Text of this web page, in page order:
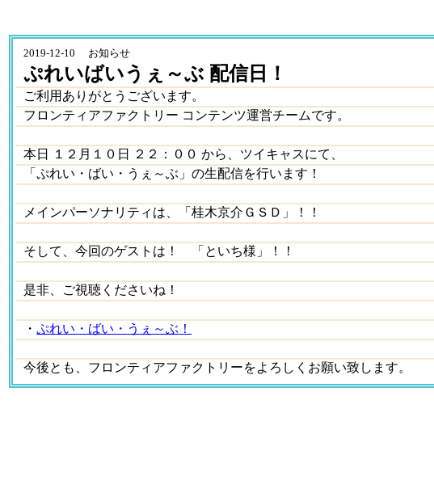
2019-12-10 お知らせ
ぷれいばいうぇ～ぶ 配信日！
ご利用ありがとうございます。
フロンティアファクトリー コンテンツ運営チームです。
本日 １２月１０日 ２２：００ から、ツイキャスにて、
「ぷれい・ばい・うぇ～ぶ」の生配信を行います！
メインパーソナリティは、「桂木京介ＧＳＤ」！！
そして、今回のゲストは！ 「といち様」！！
是非、ご視聴くださいね！
・ぷれい・ばい・うぇ～ぶ！
今後とも、フロンティアファクトリーをよろしくお願い致します。